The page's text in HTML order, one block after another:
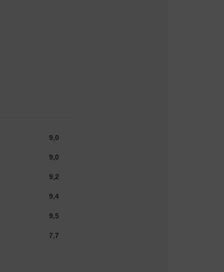
9,0
9,0
9,2
9,4
9,5
7,7